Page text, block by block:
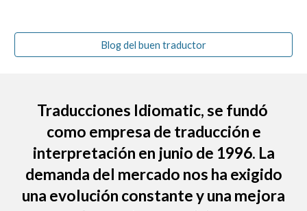
Blog del buen traductor
Traducciones Idiomatic, se fundó
como empresa de traducción e
interpretación en junio de 1996. La
demanda del mercado nos ha exigido
una evolución constante y una mejora